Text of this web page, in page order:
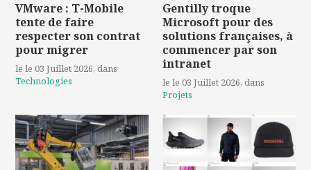
VMware : T-Mobile
tente de faire
respecter son contrat
pour migrer
le le 03 Juillet 2026, dans
Technologies
Gentilly troque
Microsoft pour des
solutions françaises, à
commencer par son
intranet
le le 03 Juillet 2026, dans
Projets